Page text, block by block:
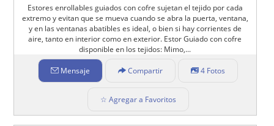
Estores enrollables guiados con cofre sujetan el tejido por cada
extremo y evitan que se mueva cuando se abra la puerta, ventana,
y en las ventanas abatibles es ideal, o bien si hay corrientes de
aire, tanto en interior como en exterior. Estor Guiado con cofre
disponible en los tejidos: Mimo,...
Mensaje Compartir 4 Fotos
☆ Agregar a Favoritos